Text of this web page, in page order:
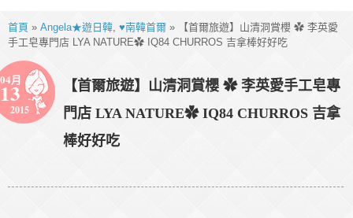
首頁 » Angela★遊日韓, ♥南韓首爾 » 【首爾旅遊】山清洞賞櫻 ✿ 李英愛
手工皂專門店 LYA NATURE✿ IQ84 CHURROS 吉拿棒好好吃
04月
13
2015
【首爾旅遊】山清洞賞櫻 ✿ 李英愛手工皂專
門店 LYA NATURE✿ IQ84 CHURROS 吉拿
棒好好吃